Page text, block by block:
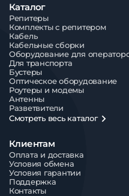
Каталог
Репитеры
Комплекты с репитером
Кабель
Кабельные сборки
Оборудование для
Для транспорта
Бустеры
Оптическое оборудование
Роутеры и модемы
Антенны
Разветвители
Смотреть весь каталог
Клиентам
Оплата и доставка
Условия обмена
Условия гарантии
Поддержка
Контакты